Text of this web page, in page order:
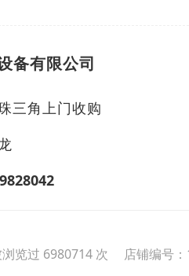
备有限公司
三角上门收购
览过 6980714 次 店铺编号：